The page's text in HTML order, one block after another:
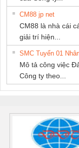
CM88 jp net
CM88 là nhà cái
giải trí hiện...
SMC Tuyển 01
Mô tả công việc
Công ty theo...